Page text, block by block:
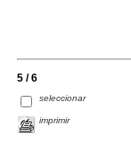
5 / 6
seleccionar
imprimir